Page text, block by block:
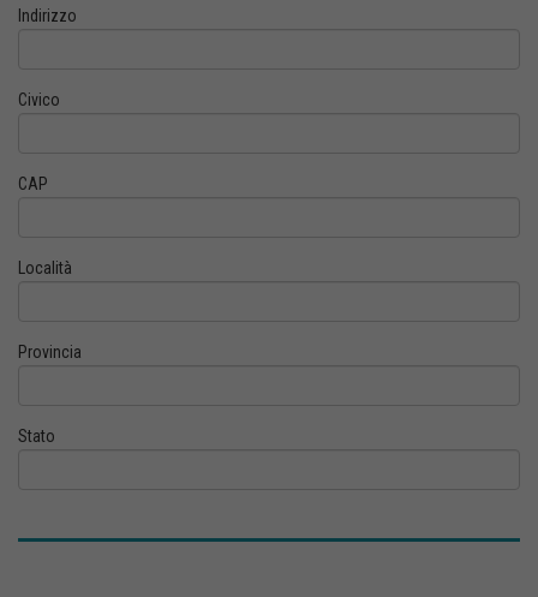
Indirizzo
Civico
CAP
Località
Provincia
Stato